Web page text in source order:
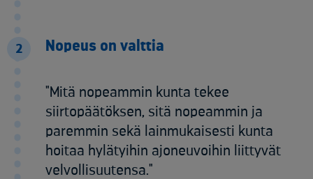
2 Nopeus on valttia
"Mitä nopeammin kunta tekee
siirtopäätöksen, sitä nopeammin ja
paremmin sekä lainmukaisesti kunta
hoitaa hylätyihin ajoneuvoihin liittyvät
velvollisuutensa."